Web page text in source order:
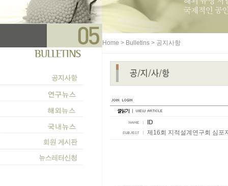
Home > Bulletins > 공지사항
ID
제16회 지적설계연구회 심포